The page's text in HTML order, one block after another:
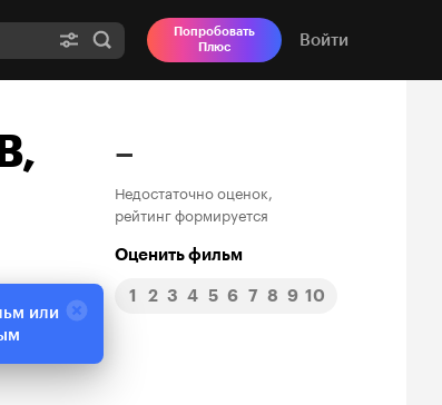
Попробовать
Плюс
Войти
–
Недостаточно оценок,
рейтинг формируется
Оценить фильм
1 2 3 4 5 6 7 8 9 10
или